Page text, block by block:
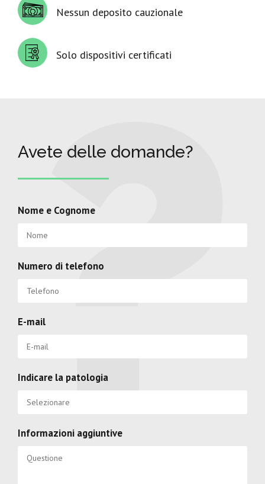
Nessun deposito cauzionale
Solo dispositivi certificati
Avete delle domande?
Nome e Cognome
Numero di telefono
E-mail
Indicare la patologia
Informazioni aggiuntive